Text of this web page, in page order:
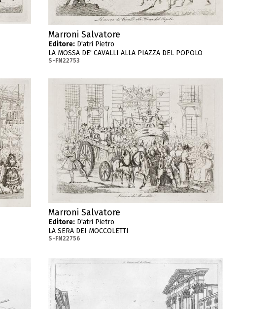
Marroni Salvatore
Editore: D'atri Pietro
LA MOSSA DE' CAVALLI ALLA PIAZZA DEL POPOLO
S-FN22753
Marroni Salvatore
Editore: D'atri Pietro
LA SERA DEI MOCCOLETTI
S-FN22756